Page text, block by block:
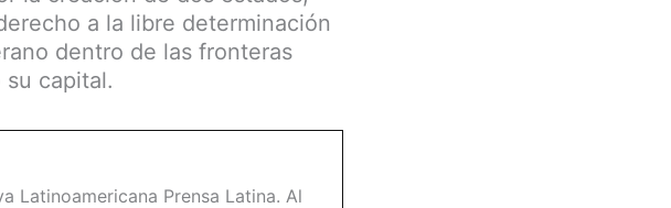
a la libre determinación
dentro de las fronteras
su capital.
Latinoamericana Prensa Latina. Al